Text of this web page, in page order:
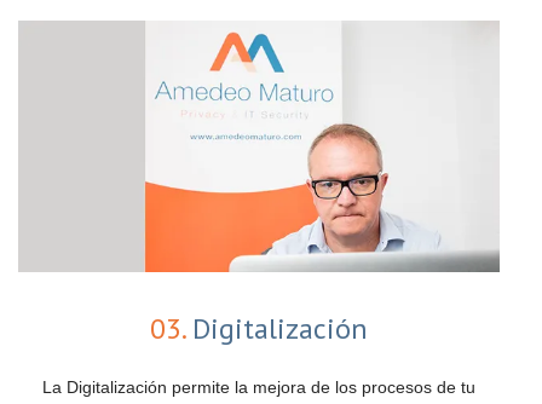
03.Digitalización
La Digitalización permite la mejora de los procesos de tu